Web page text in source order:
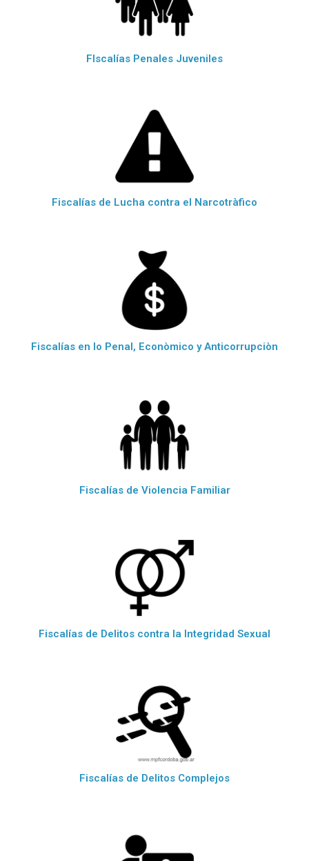
FIscalías Penales Juveniles
Fiscalías de Lucha contra el Narcotràfico
Fiscalías en lo Penal, Econòmico y Anticorrupciòn
Fiscalías de Violencia Familiar
Fiscalías de Delitos contra la Integridad Sexual
Fiscalías de Delitos Complejos